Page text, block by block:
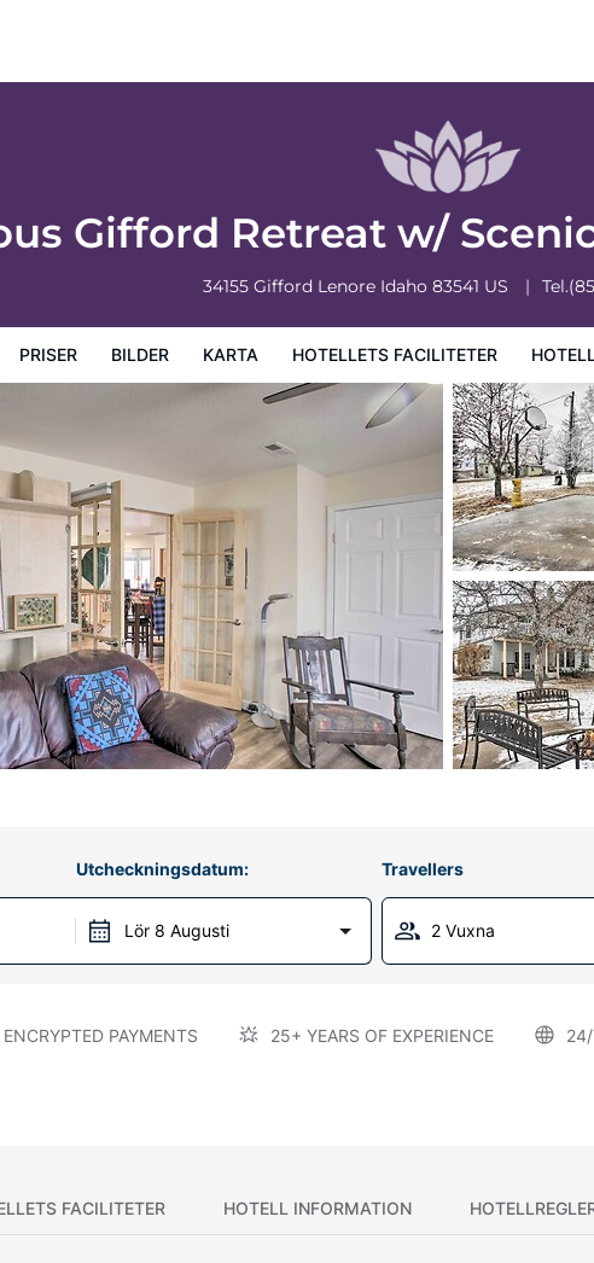
Gifford Retreat w/
34155 Gifford Lenore Idaho 83541 US Tel.
PRISER BILDER KARTA HOTELLETS FACILITETER
Scenic Farmland Views
Utcheckningsdatum:
Lör 8 Augusti
Travellers
2 Vuxna
PAYMENTS 25+ YEARS OF EXPERIENCE
FACILITETER HOTELL INFORMATION